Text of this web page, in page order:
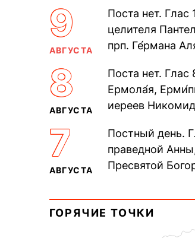
9
АВГУСТА
Поста нет. Глас
целителя
прп. Ге́рмана
Николая
ради...
8
АВГУСТА
Поста нет.
Ермола́я,
иереев
Печерского, в
пещерах...
7
АВГУСТА
Постный день.
праведной
Пресвятой
прп. Евпракси́и
ГОРЯЧИЕ ТОЧКИ